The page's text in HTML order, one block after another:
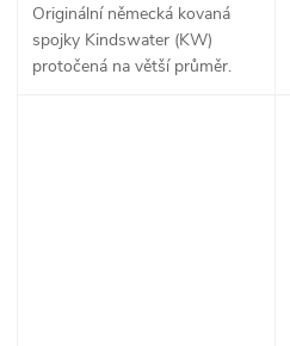
Originální německá kovaná
spojky Kindswater (KW)
protočená na větší průměr.